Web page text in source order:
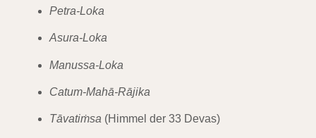
Petra-Loka
Asura-Loka
Manussa-Loka
Catum-Mahā-Rājika
Tāvatiṁsa (Himmel der 33 Devas)